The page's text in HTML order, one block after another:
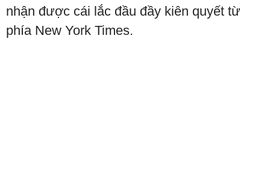
nhận được cái lắc đầu đầy kiên quyết từ
phía New York Times.